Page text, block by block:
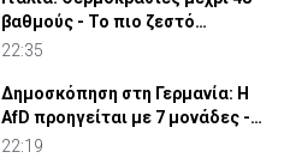
βαθμούς - Το πιο ζεστό
καλοκαίρι των 100 χρόνων
22:35
Δημοσκόπηση στη Γερμανία: Η
AfD προηγείται με 7 μονάδες -
Διεύρυνε τη διαφορά
22:19